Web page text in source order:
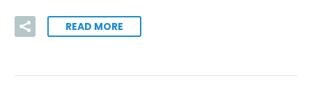
READ MORE